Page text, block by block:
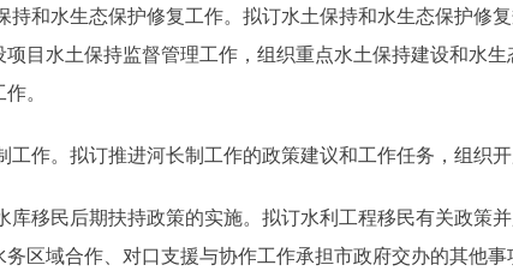
和水生态保护修复工作。拟订水土保持和水生态保护修
目水土保持监督管理工作，组织重点水土保持建设和水
。
作。拟订推进河长制工作的政策建议和工作任务，组织开
移民后期扶持政策的实施。拟订水利工程移民有关政策
区域合作、对口支援与协作工作承担市政府交办的其他事